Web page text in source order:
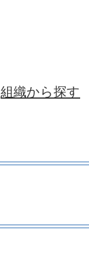
組織から探す